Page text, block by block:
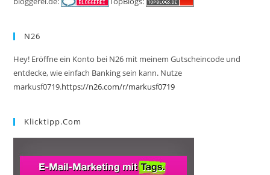
N26
Hey! Eröffne ein Konto bei N26 mit meinem Gutscheincode und
entdecke, wie einfach Banking sein kann. Nutze
markusf0719.https://n26.com/r/markusf0719
Klicktipp.com